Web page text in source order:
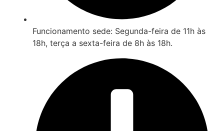
Funcionamento sede: Segunda-feira de 11h às
18h, terça a sexta-feira de 8h às 18h.